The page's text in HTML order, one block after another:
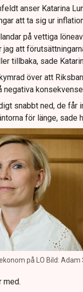
anser Katarina
att ta sig ur
på vettiga
jag att
tillbaka, sade
över att
negativa
snabbt ned, de får
för länge, sade
på LO Bild:
med.